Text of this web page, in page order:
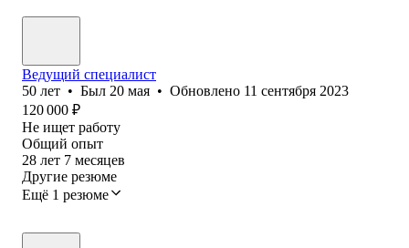
Ведущий специалист
50 лет • Был 20 мая • Обновлено 11 сентября 2023
120 000 ₽
Не ищет работу
Общий опыт
28 лет 7 месяцев
Другие резюме
Ещё 1 резюме